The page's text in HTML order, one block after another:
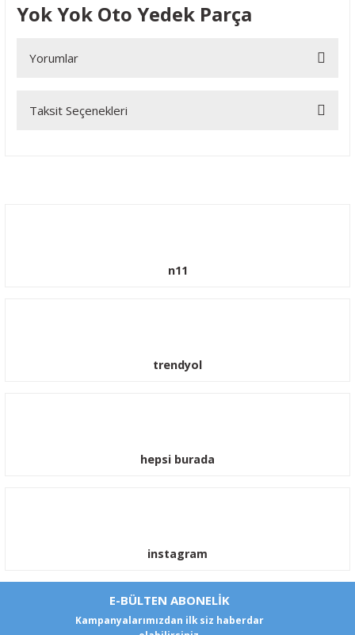
Yok Yok Oto Yedek Parça
Yorumlar
Bu ürüne ilk yorumu siz yapın!
Taksit Seçenekleri
n11
trendyol
hepsi burada
instagram
E-BÜLTEN ABONELİK
Kampanyalarımızdan ilk siz haberdar